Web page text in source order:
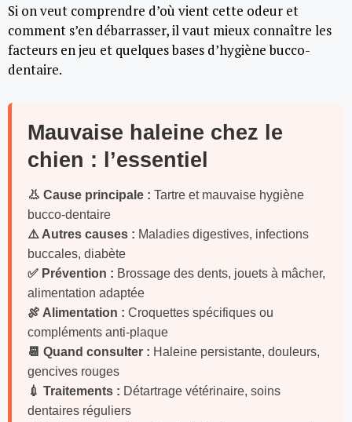
Si on veut comprendre d’où vient cette odeur et
comment s’en débarrasser, il vaut mieux connaître les
facteurs en jeu et quelques bases d’hygiène bucco-
dentaire.
Mauvaise haleine chez le
chien : l’essentiel
👃 Cause principale : Tartre et mauvaise hygiène
bucco-dentaire
⚠️ Autres causes : Maladies digestives, infections
buccales, diabète
✅ Prévention : Brossage des dents, jouets à mâcher,
alimentation adaptée
🍖 Alimentation : Croquettes spécifiques ou
compléments anti-plaque
📆 Quand consulter : Haleine persistante, douleurs,
gencives rouges
💉 Traitements : Détartrage vétérinaire, soins
dentaires réguliers